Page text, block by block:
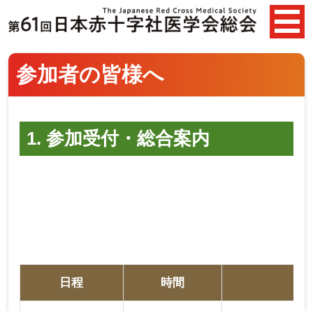
参加者の皆様へ
1. 参加受付・総合案内
日程 時間